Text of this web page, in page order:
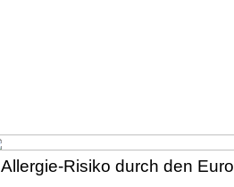
Allergie-Risiko durch den Euro